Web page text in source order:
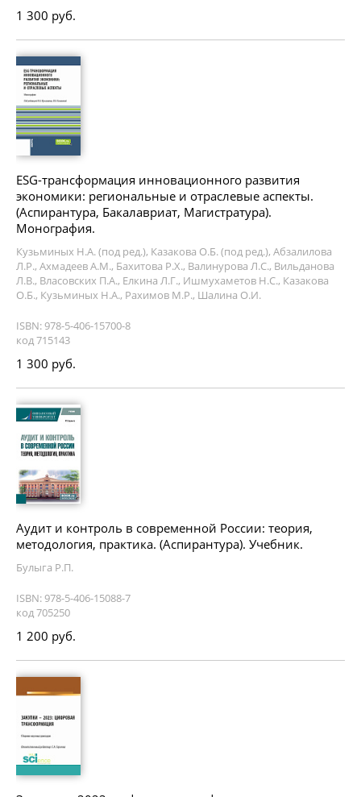
1 300 руб.
ESG-трансформация инновационного развития
экономики: региональные и отраслевые аспекты.
(Аспирантура, Бакалавриат, Магистратура).
Монография.
Кузьминых Н.А. (под ред.), Казакова О.Б. (под ред.), Абзалилова
Л.Р., Ахмадеев А.М., Бахитова Р.Х., Валинурова Л.С., Вильданова
Л.В., Власовских П.А., Елкина Л.Г., Ишмухаметов Н.С., Казакова
О.Б., Кузьминых Н.А., Рахимов М.Р., Шалина О.И.
ISBN: 978-5-406-15700-8
код 715143
1 300 руб.
Аудит и контроль в современной России: теория,
методология, практика. (Аспирантура). Учебник.
Булыга Р.П.
ISBN: 978-5-406-15088-7
код 705250
1 200 руб.